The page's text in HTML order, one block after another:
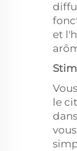
et
le